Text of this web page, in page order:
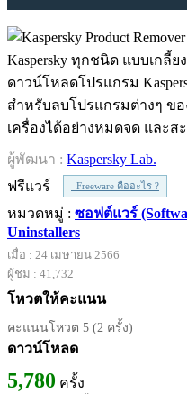
ดาวน์โหลดโปรแกรม
สำหรับลบโปรแกรมต่างๆ ขอ
เครื่องได้อย่างหมดจด และส
ผู้พัฒนา : Kaspersky Lab.
ฟรีแวร์
Freeware คืออะไร ?
หมวดหมู่ : ซอฟต์แวร์
Uninstallers
เมื่อ : 24 เมษายน 2566
ผู้ชม : 41,732
โหวตให้คะแนน
คะแนนโหวต 5 (2 ครั้ง)
ดาวน์โหลด
5,780 ครั้ง